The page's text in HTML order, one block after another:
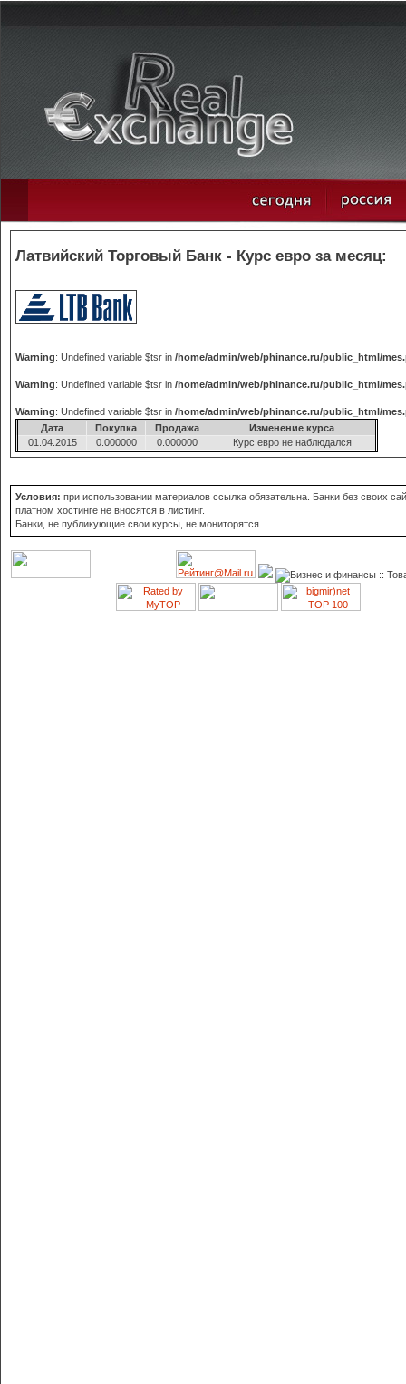
Латвийский Торговый Банк - Курс евро за месяц:
Warning: Undefined variable $tsr in /home/admin/web/phinance.ru/public_html/
Warning: Undefined variable $tsr in /home/admin/web/phinance.ru/public_html/
Warning: Undefined variable $tsr in /home/admin/web/phinance.ru/public_html/
Дата
Покупка Продажа
Изменение курса
01.04.2015
0.000000 0.000000 Курс евро не наблюдался
Условия: при использовании материалов ссылка обязательна. Банки без своих
платном хостинге не вносятся в листинг.
Банки, не публикующие свои курсы, не мониторятся.